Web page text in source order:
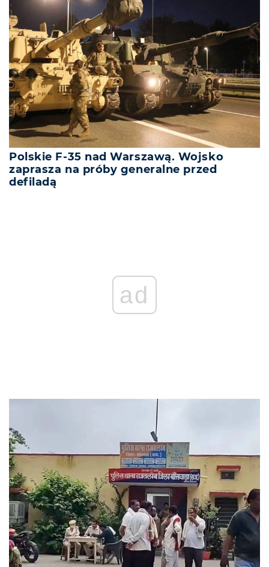
Polskie F-35 nad Warszawą. Wojsko
zaprasza na próby generalne przed
defiladą
ad